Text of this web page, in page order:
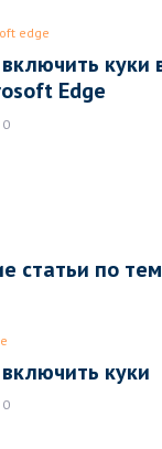
edge
куки
Edge
0
статьи по
куки
0